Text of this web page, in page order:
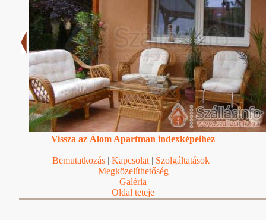
Vissza az Álom Apartman indexképeihez
Bemutatkozás | Kapcsolat | Szolgáltatások |
Megközelíthetőség
Galéria
Oldal teteje